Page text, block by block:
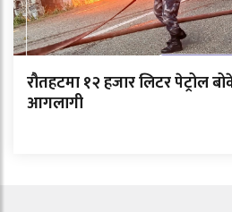
रौतहटमा १२ हजार लिटर पेट्रोल
आगलागी